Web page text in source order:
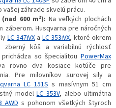
záhrade skvelú prácu.
600 m²): Na veľkých plochách
záberom. Husqvarna pre náročných
LC 347iVX a LC 353iVX, ktoré okrem
zberný kôš a variabilnú rýchlosť
so špecialitou PowerMax
rovno dva kosiace kotúče pre
Pre milovníkov surovej sily a
LC 151Ss masívnym 51 cm
modelLC 353V, alebo ultimátna
AWD s pohonom všetkých štyroch